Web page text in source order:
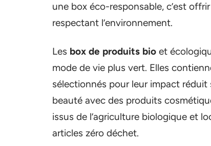
une box éco-responsable, c’est
respectant l’environnement.
Les box de produits bio et
mode de vie plus vert. Elles
sélectionnés pour leur impact réduit
beauté avec des produits
issus de l’agriculture biologique et
articles zéro déchet.